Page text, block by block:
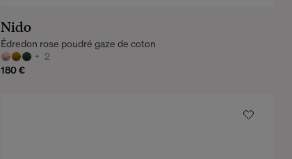
Nido
+ 2
180 €
Édredon rose poudré gaze de coton